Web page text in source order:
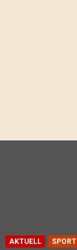
AKTUELL SPORT